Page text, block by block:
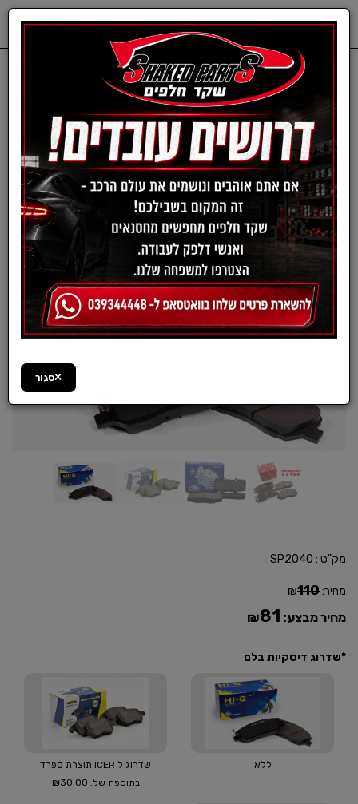
חלפים מכנים TOYOTA רפידות בלם - טויוטה
סט דיסקיות בלם אחורי
טויוטה לנד-קרוזר מ03 /
מיצובישי פגרו קינג מ2008
ארוך
מק"ט : SP2040
מחיר: ₪110
מחיר מבצע: ₪81
*שדרוג דיסקיות בלם
ללא שדרוג ל ICER תוצרת ספרד
בתוספת של: ₪30.00
סגור